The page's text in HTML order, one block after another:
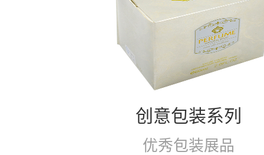
创意包装系列
优秀包装展品